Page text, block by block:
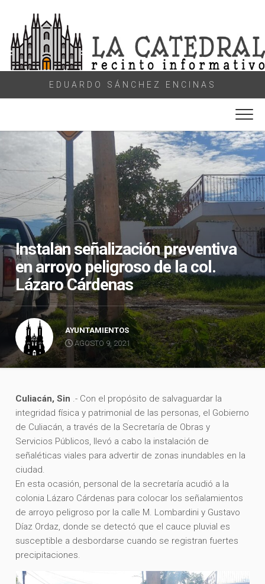
content
EDUARDO SÁNCHEZ ENCINAS
Instalan señalización preventiva
en arroyo peligroso de la col.
Lázaro Cárdenas
AYUNTAMIENTOS
AGOSTO 9, 2021
Culiacán, Sin .- Con el propósito de salvaguardar la
integridad física y patrimonial de las personas, el Gobierno
de Culiacán, a través de la Secretaría de Obras y
Servicios Públicos, llevó a cabo la instalación de
señaléticas viales para advertir de zonas inundables en la
ciudad.
En esta ocasión, personal de la secretaría acudió a la
colonia Lázaro Cárdenas para colocar los señalamientos
de arroyo peligroso por la calle M. Lombardini y Gustavo
Díaz Ordaz, donde se detectó que el cauce pluvial es
susceptible a desbordarse cuando se registran fuertes
precipitaciones.